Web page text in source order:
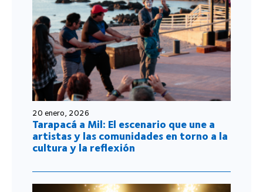
20 enero, 2026
Tarapacá a Mil: El escenario que une a
artistas y las comunidades en torno a la
cultura y la reflexión